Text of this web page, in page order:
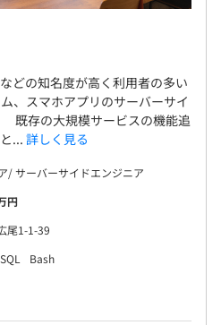
、CSS、HTML
、Next.js、jQuery
Github、Backlog、Gitlab
AWS CodePipeline、GCP、
、Docker、Storybook、
どの知名度が高く利用者の多い
、スマホアプリのサーバーサイ
既存の大規模サービスの機能追
... 詳しく見る
/ サーバーサイドエンジニア
円
尾1-1-39
SQL
Bash